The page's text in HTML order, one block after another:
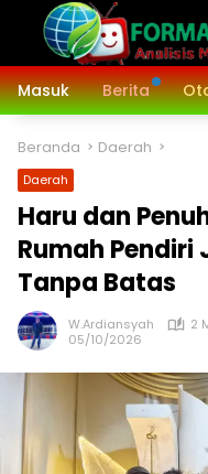
Langsung
konten
Masuk
Berita
Beranda Daerah
Daerah
Haru dan
Rumah
Tanpa Batas
W.Ardiansyah
2
05/10/2026